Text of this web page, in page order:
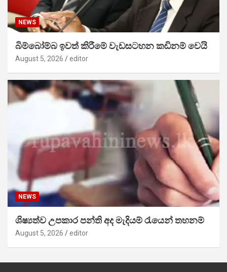
NEWS
බිම්බෝම්බ ඉවත් කිරීමේ වැඩසටහන කඩිනම් වෙයි
August 5, 2026 editor
NEWS
ශිෂ්‍යත්ව උපකාර පන්ති අද මැදියම් රැයෙන් තහනම්
August 5, 2026 editor